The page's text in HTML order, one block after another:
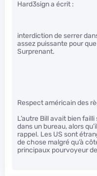
Hard3sign a écrit :
interdiction de serrer
assez puissante pour
Surprenant.
Respect américain des
L’autre Bill avait bien
dans un bureau, alors
rappel. Les US sont
de chose malgré qu’à
principaux pourvoyeur